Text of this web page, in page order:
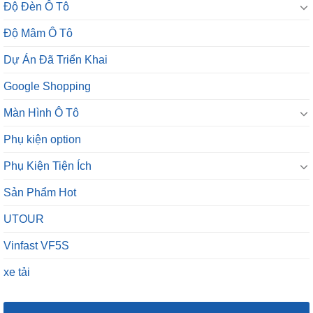
Độ Đèn Ô Tô
Độ Mâm Ô Tô
Dự Án Đã Triển Khai
Google Shopping
Màn Hình Ô Tô
Phụ kiện option
Phụ Kiện Tiện Ích
Sản Phẩm Hot
UTOUR
Vinfast VF5S
xe tải